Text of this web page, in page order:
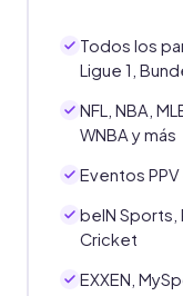
Todos los
Ligue 1,
NFL, NBA,
WNBA y más
Eventos
beIN Sports,
Cricket
EXXEN,